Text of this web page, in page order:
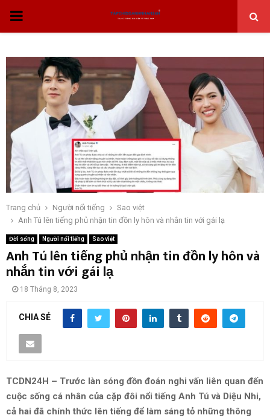
THỰC
CHÍNH
Trang chủ Người nổi tiếng
Sao việt
Anh Tú lên tiếng phủ nhận tin đồn ly hôn và nhắn tin với gái lạ
Đời sống Người nổi tiếng Sao việt
Anh Tú lên tiếng phủ nhận tin đồn ly hôn và
nhắn tin với gái lạ
18 Tháng 8, 2023
CHIA SẺ
TCDN24H – Trước làn sóng đồn đoán nghi vấn liên quan đến
cuộc sống cá nhân của cặp đôi nổi tiếng Anh Tú và Diệu Nhi,
cả hai đã chính thức lên tiếng để làm sáng tỏ những thông